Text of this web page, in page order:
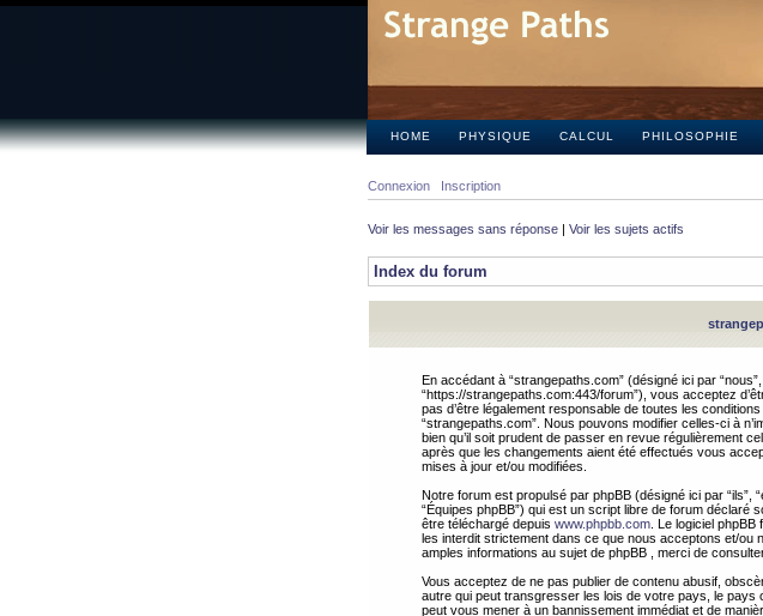
HOME PHYSIQUE CALCUL PHILOSOPHIE
Connexion Inscription
Voir les messages sans réponse | Voir les sujets actifs
Index du forum
En accédant à “strangepaths.com” (désigné ici par “nous”,
“https://strangepaths.com:443/forum”), vous acceptez
pas d’être légalement responsable de toutes les
“strangepaths.com”. Nous pouvons modifier celles-ci à
bien qu’il soit prudent de passer en revue régulièrement
après que les changements aient été effectués vous
mises à jour et/ou modifiées.
Notre forum est propulsé par phpBB (désigné ici par “ils”,
“Équipes phpBB”) qui est un script libre de forum déclaré
être téléchargé depuis www.phpbb.com . Le logiciel
les interdit strictement dans ce que nous acceptons et/ou
amples informations au sujet de phpBB , merci de
Vous acceptez de ne pas publier de contenu abusif,
autre qui peut transgresser les lois de votre pays, le pays
peut vous mener à un bannissement immédiat et de